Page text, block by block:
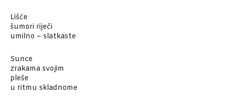
Lišće
šumori riječi
umilno – slatkaste
Sunce
zrakama svojim
pleše
u ritmu skladnome